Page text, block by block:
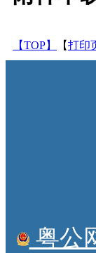
【TOP】 【打印
粤公